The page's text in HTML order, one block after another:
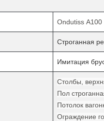
Ondutiss А100
Строганная
Имитация
Столбы,
Пол
Потолок
Ограждение